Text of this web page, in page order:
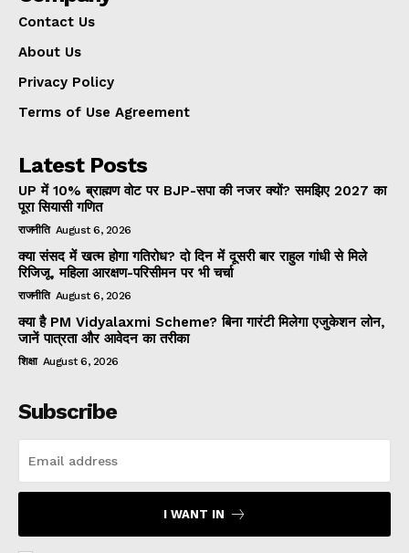
Contact Us
About Us
Privacy Policy
Terms of Use Agreement
Latest Posts
UP में 10% ब्राह्मण वोट पर BJP-सपा की नजर क्यों? समझिए 2027 का
पूरा सियासी गणित
राजनीति August 6, 2026
क्या संसद में खत्म होगा गतिरोध? दो दिन में दूसरी बार राहुल गांधी से मिले
रिजिजू, महिला आरक्षण-परिसीमन पर भी चर्चा
राजनीति August 6, 2026
क्या है PM Vidyalaxmi Scheme? बिना गारंटी मिलेगा एजुकेशन लोन,
जानें पात्रता और आवेदन का तरीका
शिक्षा August 6, 2026
Subscribe
I WANT IN